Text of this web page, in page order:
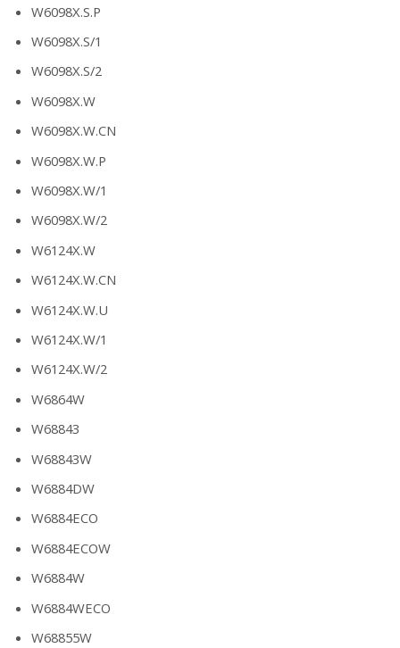
W6098X.S.P
W6098X.S/1
W6098X.S/2
W6098X.W
W6098X.W.CN
W6098X.W.P
W6098X.W/1
W6098X.W/2
W6124X.W
W6124X.W.CN
W6124X.W.U
W6124X.W/1
W6124X.W/2
W6864W
W68843
W68843W
W6884DW
W6884ECO
W6884ECOW
W6884W
W6884WECO
W68855W